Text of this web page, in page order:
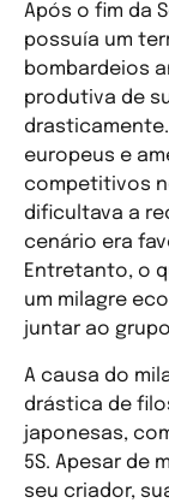
Após o fim da
possuía um
bombardeios
produtiva de
europeus e
competitivos
dificultava a
cenário era
Entretanto, o
um milagre
juntar ao
A causa do
drástica de
japonesas,
5S. Apesar de
seu criador,